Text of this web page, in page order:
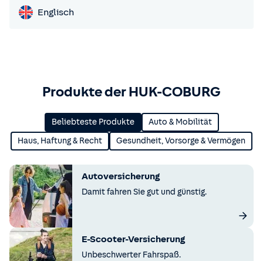
Englisch
Produkte der HUK-COBURG
Beliebteste Produkte Auto & Mobilität
Haus, Haftung & Recht Gesundheit, Vorsorge & Vermögen
Autoversicherung
Damit fahren Sie gut und günstig.
E-Scooter-Versicherung
Unbeschwerter Fahrspaß.